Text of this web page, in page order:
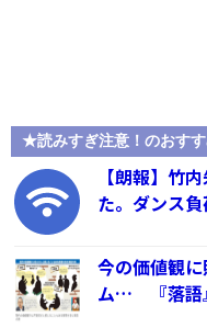
★読みすぎ注意！のおすす
【朗報】竹
た。ダンス
今の価値観
ム… 『落語